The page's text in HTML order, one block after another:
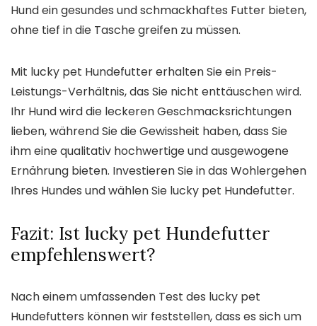
Hund ein gesundes und schmackhaftes Futter bieten,
ohne tief in die Tasche greifen zu müssen.
Mit lucky pet Hundefutter erhalten Sie ein Preis-
Leistungs-Verhältnis, das Sie nicht enttäuschen wird.
Ihr Hund wird die leckeren Geschmacksrichtungen
lieben, während Sie die Gewissheit haben, dass Sie
ihm eine qualitativ hochwertige und ausgewogene
Ernährung bieten. Investieren Sie in das Wohlergehen
Ihres Hundes und wählen Sie lucky pet Hundefutter.
Fazit: Ist lucky pet Hundefutter
empfehlenswert?
Nach einem umfassenden Test des lucky pet
Hundefutters können wir feststellen, dass es sich um